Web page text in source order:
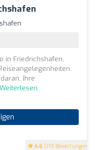
4.6 (119 Bewertungen)
in Friedrichshafen,
Ihre
Weiterlesen